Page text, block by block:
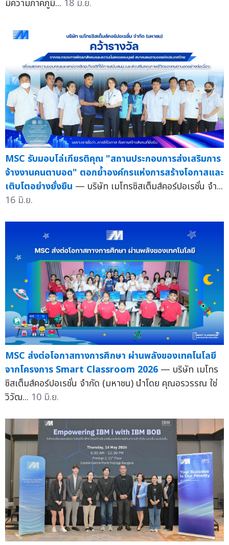
มีความภาคภูมิ... 18 มิ.ย.
MSC รับมอบโล่เกียรติคุณ "สถานประกอบการส่งเสริมการ
จ้างงานคนตาบอด" ตอกย้ำองค์กรแห่งการสร้างโอกาสและ
เติบโตอย่างยั่งยืน — บริษัท เมโทรซิสเต็มส์คอร์ปอเรชั่น จำ...
16 มิ.ย.
MSC ส่งต่อโอกาสทางการศึกษา ผ่านพลังของเทคโนโลยี
จากโครงการ Smart Classroom 2026 — บริษัท เมโทร
ซิสเต็มส์คอร์ปอเรชั่น จำกัด (มหาชน) นำโดย คุณอรวรรณ ใช่
วิวัฒ... 10 มิ.ย.